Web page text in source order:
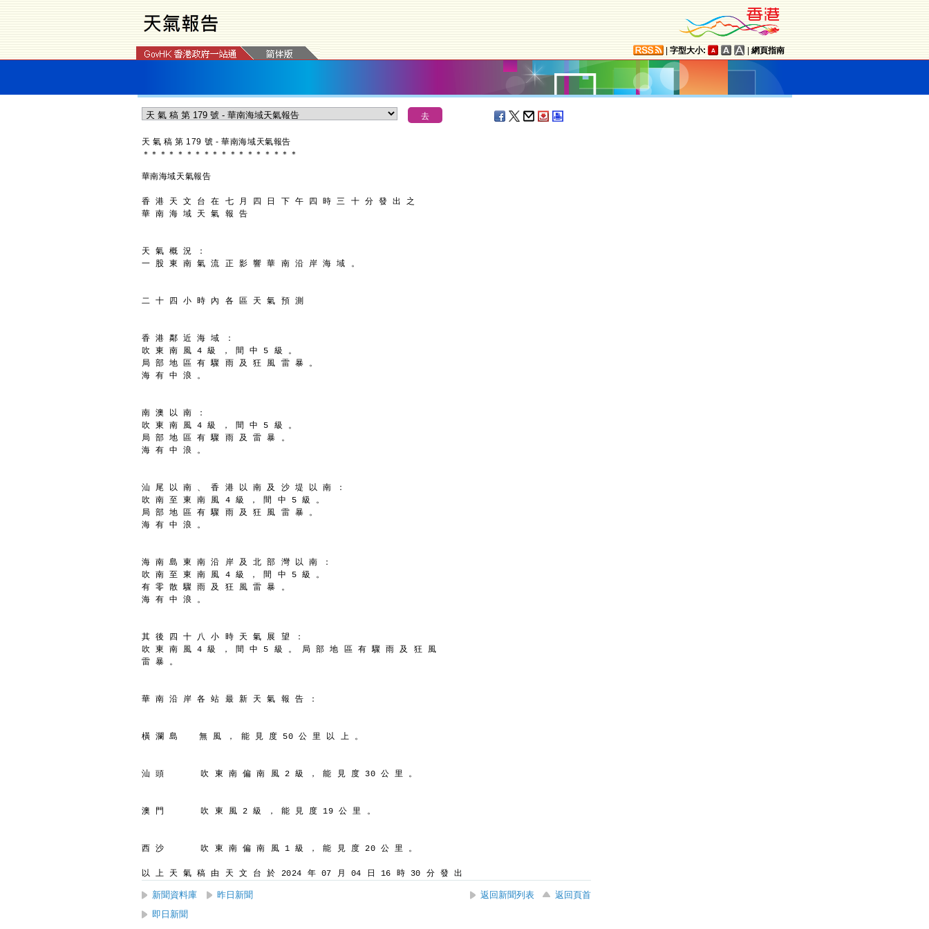
字型大小: 網頁指南
天 氣 稿 第 179 號 - 華南海域天氣報告
＊ ＊ ＊ ＊ ＊ ＊ ＊ ＊ ＊ ＊ ＊ ＊ ＊ ＊ ＊ ＊ ＊ ＊
華南海域天氣報告
香 港 天 文 台 在 七 月 四 日 下 午 四 時 三 十 分 發 出 之
華 南 海 域 天 氣 報 告
天 氣 概 況 ：
一 股 東 南 氣 流 正 影 響 華 南 沿 岸 海 域 。
二 十 四 小 時 內 各 區 天 氣 預 測
香 港 鄰 近 海 域 ：
吹 東 南 風 4 級 ， 間 中 5 級 。
局 部 地 區 有 驟 雨 及 狂 風 雷 暴 。
海 有 中 浪 。
南 澳 以 南 ：
吹 東 南 風 4 級 ， 間 中 5 級 。
局 部 地 區 有 驟 雨 及 雷 暴 。
海 有 中 浪 。
汕 尾 以 南 、 香 港 以 南 及 沙 堤 以 南 ：
吹 南 至 東 南 風 4 級 ， 間 中 5 級 。
局 部 地 區 有 驟 雨 及 狂 風 雷 暴 。
海 有 中 浪 。
海 南 島 東 南 沿 岸 及 北 部 灣 以 南 ：
吹 南 至 東 南 風 4 級 ， 間 中 5 級 。
有 零 散 驟 雨 及 狂 風 雷 暴 。
海 有 中 浪 。
其 後 四 十 八 小 時 天 氣 展 望 ：
吹 東 南 風 4 級 ， 間 中 5 級 。 局 部 地 區 有 驟 雨 及 狂 風
雷 暴 。
華 南 沿 岸 各 站 最 新 天 氣 報 告 ：
橫 瀾 島    無 風 ， 能 見 度 50 公 里 以 上 。
汕 頭       吹 東 南 偏 南 風 2 級 ， 能 見 度 30 公 里 。
澳 門       吹 東 風 2 級 ， 能 見 度 19 公 里 。
西 沙       吹 東 南 偏 南 風 1 級 ， 能 見 度 20 公 里 。
以 上 天 氣 稿 由 天 文 台 於 2024 年 07 月 04 日 16 時 30 分 發 出
新聞資料庫 昨日新聞 返回新聞列表
返回頁首
即日新聞